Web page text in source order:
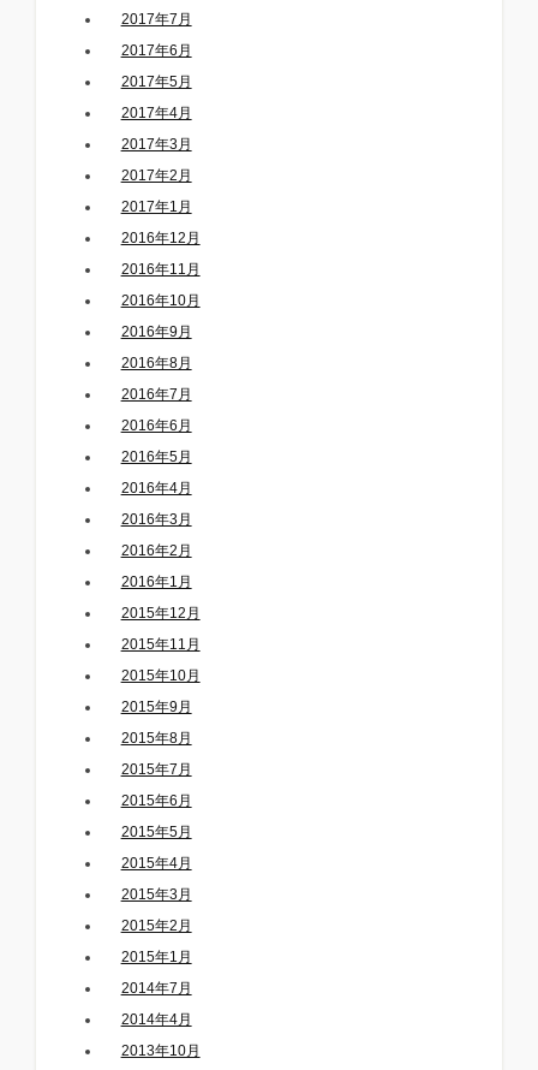
2017年7月
2017年6月
2017年5月
2017年4月
2017年3月
2017年2月
2017年1月
2016年12月
2016年11月
2016年10月
2016年9月
2016年8月
2016年7月
2016年6月
2016年5月
2016年4月
2016年3月
2016年2月
2016年1月
2015年12月
2015年11月
2015年10月
2015年9月
2015年8月
2015年7月
2015年6月
2015年5月
2015年4月
2015年3月
2015年2月
2015年1月
2014年7月
2014年4月
2013年10月